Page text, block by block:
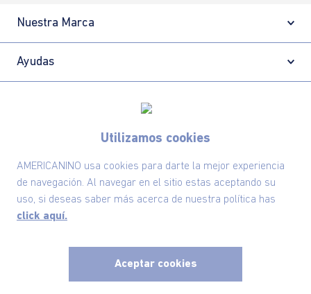
Utilizamos cookies
AMERICANINO usa cookies para darte la mejor experiencia
de navegación. Al navegar en el sitio estas aceptando su
uso, si deseas saber más acerca de nuestra política has
click aquí.
Aceptar cookies
Nuestra Marca
Ayudas